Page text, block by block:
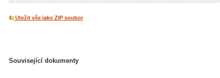
Uložit vše jako ZIP soubor
Související dokumenty